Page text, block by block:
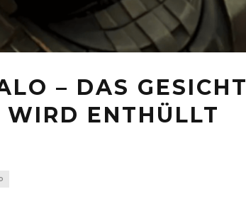
– DAS GESICHT
ENTHÜLLT